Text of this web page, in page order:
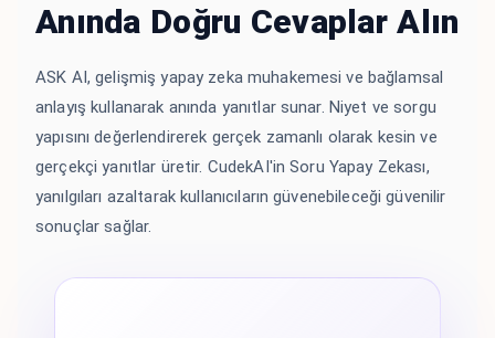
Anında Doğru Cevaplar Alın
ASK AI, gelişmiş yapay zeka muhakemesi ve bağlamsal
anlayış kullanarak anında yanıtlar sunar. Niyet ve sorgu
yapısını değerlendirerek gerçek zamanlı olarak kesin ve
gerçekçi yanıtlar üretir. CudekAI'in Soru Yapay Zekası,
yanılgıları azaltarak kullanıcıların güvenebileceği güvenilir
sonuçlar sağlar.